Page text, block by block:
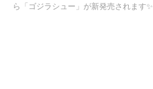
ら「ゴジラシュー」が新発売されます✨